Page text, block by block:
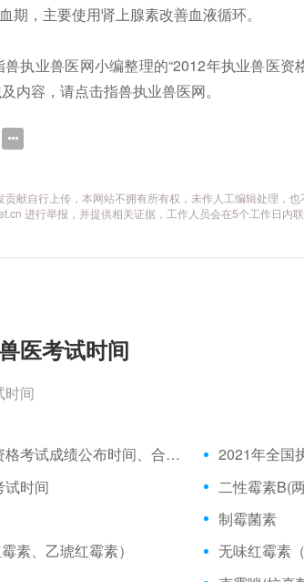
期，主要使用肾上腺素改善血液循环。
执业兽医网小编整理的“2012年执业兽医资
内容，请点击指兽执业兽医网。
献自行上传，本网站不拥有所有权，未作人工编辑处理，
进行举报，并提供相关证据，工作人员会在5个工作日内
医考试时间
时间
2021年全国执业兽医资格考试成绩公布时间、合格分数线
2021年全国
试时间
二性霉素B(
制霉菌素
素、乙琥红霉素）
无味红霉素